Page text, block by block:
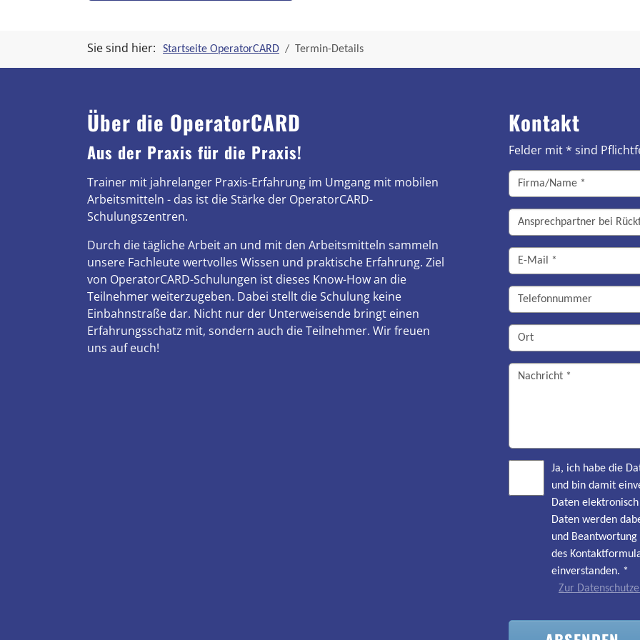
Sie sind hier: Startseite OperatorCARD Termin-Details
Über die OperatorCARD
Aus der Praxis für die Praxis!
Trainer mit jahrelanger Praxis-Erfahrung im Umgang mit mobilen
Arbeitsmitteln - das ist die Stärke der OperatorCARD-
Schulungszentren.
Durch die tägliche Arbeit an und mit den Arbeitsmitteln sammeln
unsere Fachleute wertvolles Wissen und praktische Erfahrung. Ziel
von OperatorCARD-Schulungen ist dieses Know-How an die
Teilnehmer weiterzugeben. Dabei stellt die Schulung keine
Einbahnstraße dar. Nicht nur der Unterweisende bringt einen
Erfahrungsschatz mit, sondern auch die Teilnehmer. Wir freuen
uns auf euch!
Kontakt
Felder mit * sind
Ja, ich habe die
und bin damit
Daten
Daten werden
und
des
einverstanden. *
Zur